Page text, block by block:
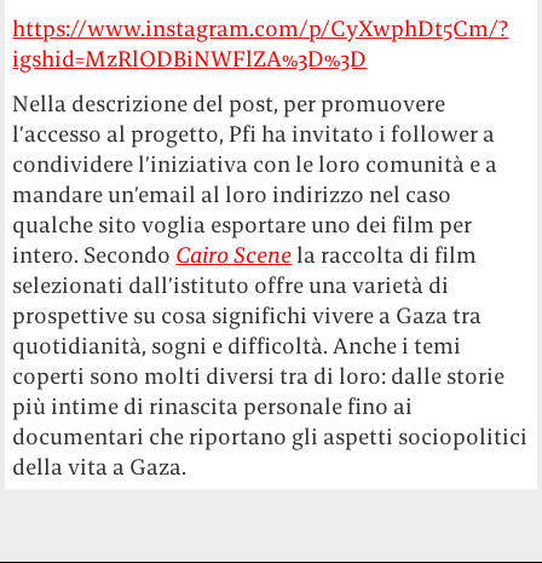
https://www.instagram.com/p/CyXwphDt5Cm/?
igshid=MzRlODBiNWFlZA%3D%3D
Nella descrizione del post, per promuovere
l’accesso al progetto, Pfi ha invitato i follower a
condividere l’iniziativa con le loro comunità e a
mandare un’email al loro indirizzo nel caso
qualche sito voglia esportare uno dei film per
intero. Secondo Cairo Scene la raccolta di film
selezionati dall’istituto offre una varietà di
prospettive su cosa significhi vivere a Gaza tra
quotidianità, sogni e difficoltà. Anche i temi
coperti sono molti diversi tra di loro: dalle storie
più intime di rinascita personale fino ai
documentari che riportano gli aspetti sociopolitici
della vita a Gaza.